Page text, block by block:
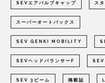
SEVエアバルブキャップ ス
スーパーオートバックス
SEV GENKI MOBILITY
SEVヘッドバランサーF SEV
SEV 3ビーム 掲載誌